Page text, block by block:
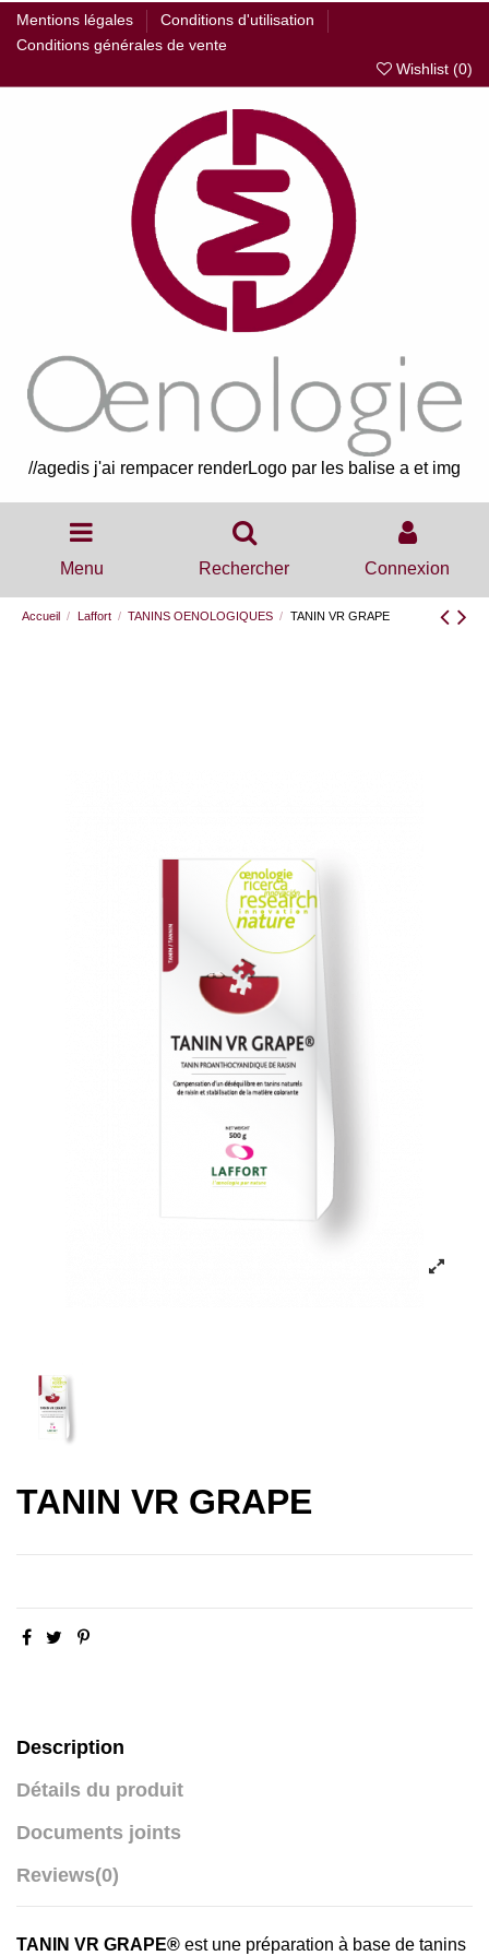
Mentions légales
Conditions d'utilisation
Conditions générales de vente
Wishlist (0)
//agedis j'ai rempacer renderLogo par les balise a et img
Menu Rechercher Connexion
Accueil Laffort TANINS OENOLOGIQUES TANIN VR GRAPE
TANIN VR GRAPE
Description
Détails du produit
Documents joints
Reviews(0)
TANIN VR GRAPE® est une préparation à base de tanins